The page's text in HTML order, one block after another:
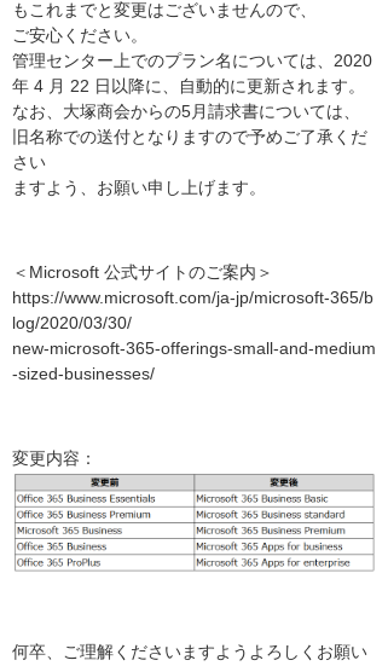
もこれまでと変更はございませんので、
ご安心ください。
管理センター上でのプラン名については、2020
年 4 月 22 日以降に、自動的に更新されます。
なお、大塚商会からの5月請求書については、
旧名称での送付となりますので予めご了承くだ
さい
ますよう、お願い申し上げます。
＜Microsoft 公式サイトのご案内＞
https://www.microsoft.com/ja-jp/microsoft-365/b
log/2020/03/30/
new-microsoft-365-offerings-small-and-medium
-sized-businesses/
変更内容：
何卒、ご理解くださいますようよろしくお願い